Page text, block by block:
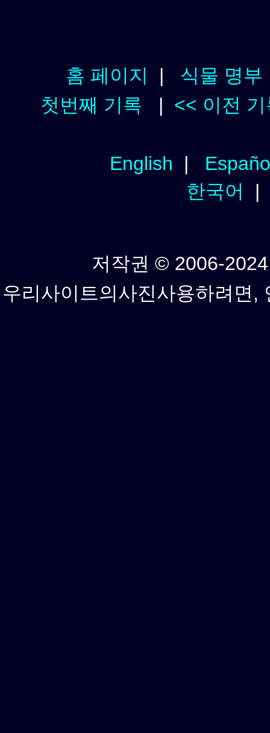
홈 페이지 | 식물 명부
첫번째 기록 | << 이전 기
English |
한국어
저작권 © 2006-
우리사이트의사진사용하려면,